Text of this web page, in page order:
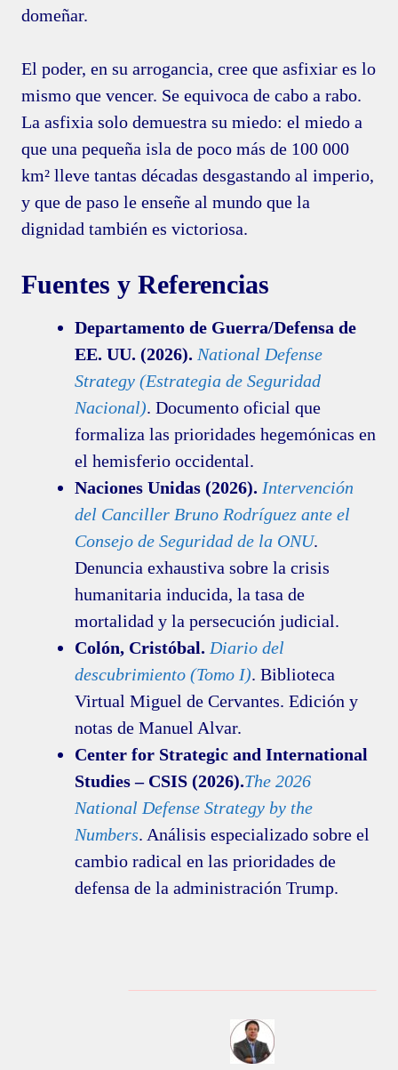
domeñar.
El poder, en su arrogancia, cree que asfixiar es lo
mismo que vencer. Se equivoca de cabo a rabo.
La asfixia solo demuestra su miedo: el miedo a
que una pequeña isla de poco más de 100 000
km² lleve tantas décadas desgastando al imperio,
y que de paso le enseñe al mundo que la
dignidad también es victoriosa.
Fuentes y Referencias
Departamento de Guerra/Defensa de
EE. UU. (2026). National Defense
Strategy (Estrategia de Seguridad
Nacional). Documento oficial que
formaliza las prioridades hegemónicas en
el hemisferio occidental.
Naciones Unidas (2026). Intervención
del Canciller Bruno Rodríguez ante el
Consejo de Seguridad de la ONU.
Denuncia exhaustiva sobre la crisis
humanitaria inducida, la tasa de
mortalidad y la persecución judicial.
Colón, Cristóbal. Diario del
descubrimiento (Tomo I). Biblioteca
Virtual Miguel de Cervantes. Edición y
notas de Manuel Alvar.
Center for Strategic and International
Studies – CSIS (2026).The 2026
National Defense Strategy by the
Numbers. Análisis especializado sobre el
cambio radical en las prioridades de
defensa de la administración Trump.